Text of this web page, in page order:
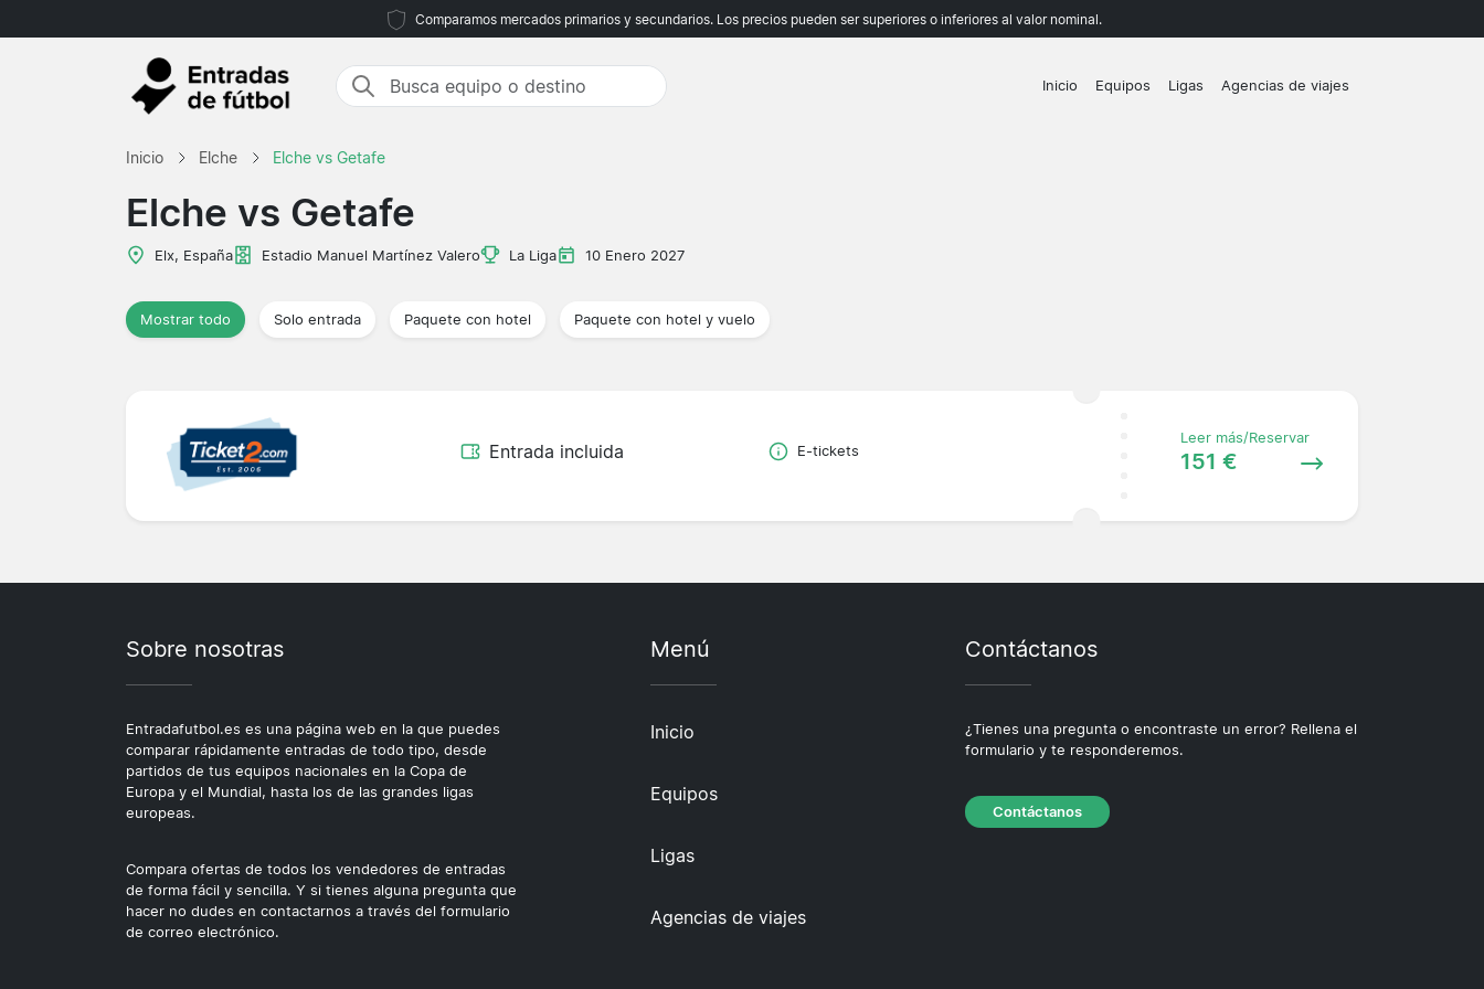
Comparamos mercados primarios y secundarios. Los precios pueden ser superiores o inferiores al valor nominal.
Inicio Equipos Ligas Agencias de viajes
Inicio Elche Elche vs Getafe
Elche vs Getafe
Elx, España Estadio Manuel Martínez Valero La Liga 10 Enero 2027
Mostrar todo Solo entrada Paquete con hotel Paquete con hotel y vuelo
Entrada incluida E-tickets
Leer más/Reservar
151 €
Sobre nosotras
Entradafutbol.es es una página web en la que puedes
comparar rápidamente entradas de todo tipo, desde
partidos de tus equipos nacionales en la Copa de
Europa y el Mundial, hasta los de las grandes ligas
europeas.
Compara ofertas de todos los vendedores de entradas
de forma fácil y sencilla. Y si tienes alguna pregunta que
hacer no dudes en contactarnos a través del formulario
de correo electrónico.
Menú
Inicio
Equipos
Ligas
Agencias de viajes
Contáctanos
¿Tienes una pregunta o encontraste un error? Rellena el
formulario y te responderemos.
Contáctanos